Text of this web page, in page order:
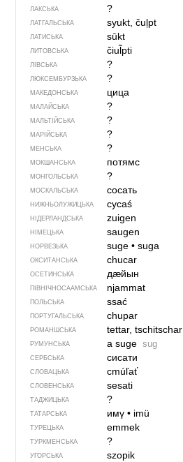
ЛАКСЬКА ?
ЛАТГАЛЬСЬКА syukt, čuļpt
ЛАТИСЬКА sūkt
ЛИТОВСЬКА čiul̃pti
ЛІВСЬКА ?
ЛЮКСЕМБУРЗЬКА ?
МАКЕДОНСЬКА цица
МАЛАЙСЬКА ?
МАЛЬТІЙСЬКА ?
МАРІЙСЬКА ?
МЕНСЬКА ?
МОКШАНСЬКА потямс
МОНГОЛЬСЬКА ?
МОСКАЛЬСЬКА сосать
НИЖНЬОЛУЖИЦЬКА cycaś
НІДЕРЛАНДСЬКА zuigen
НІМЕЦЬКА saugen
НОРВЕЗЬКА suge• suga
ОКСИТАНСЬКА chucar
ОСЕТИНСЬКА дӕйын
ПІВНІЧНОСААМСЬКА njammat
ПОЛЬСЬКА ssać
ПОРТУГАЛЬСЬКА chupar
РОМАНШСЬКА tettar, tschitschar
РУМУНСЬКА a suge sug
СЕРБСЬКА сисати
СЛОВАЦЬКА cmúľať
СЛОВЕНСЬКА sesati
ТАДЖИЦЬКА ?
ТАТАРСЬКА имү• imü
ТУРЕЦЬКА emmek
ТУРКМЕНСЬКА ?
УГОРСЬКА szopik